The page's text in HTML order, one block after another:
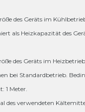
des Geräts im
als Heizkapazität des
des Geräts im Heizbetrieb
bei Standardbetrieb.
1 Meter.
des verwendeten